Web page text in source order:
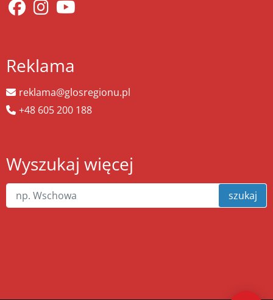
Reklama
reklama@glosregionu.pl
+48 605 200 188
Wyszukaj więcej
szukaj